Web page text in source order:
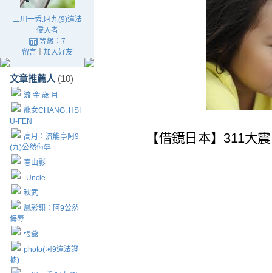
三川一秀:阿九(9)違法
侵入者
等級：7
留言｜ 加入好友
文章推薦人 (10)
流 金 歲 月
龍女CHANG, HSI
U-FEN
高月：流觴亭阿9
(九)公然侮辱
春山影
-Uncle-
秋武
鳳彩翎：阿9公然
侮辱
張爺
photo(阿9違法證
據)
【借鏡日本】311大